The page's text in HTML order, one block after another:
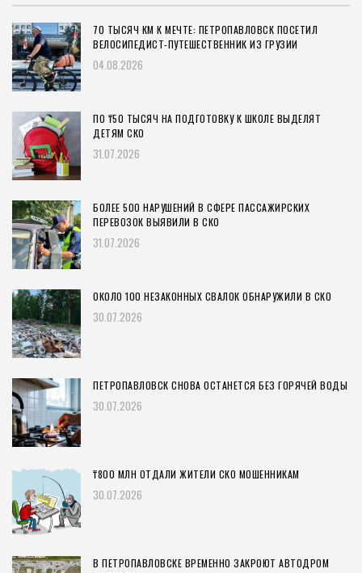
70 ТЫСЯЧ КМ К МЕЧТЕ: ПЕТРОПАВЛОВСК ПОСЕТИЛ
ВЕЛОСИПЕДИСТ-ПУТЕШЕСТВЕННИК ИЗ ГРУЗИИ
04.08.2026
ПО ₸50 ТЫСЯЧ НА ПОДГОТОВКУ К ШКОЛЕ ВЫДЕЛЯТ
ДЕТЯМ СКО
31.07.2026
БОЛЕЕ 500 НАРУШЕНИЙ В СФЕРЕ ПАССАЖИРСКИХ
ПЕРЕВОЗОК ВЫЯВИЛИ В СКО
31.07.2026
ОКОЛО 100 НЕЗАКОННЫХ СВАЛОК ОБНАРУЖИЛИ В СКО
30.07.2026
ПЕТРОПАВЛОВСК СНОВА ОСТАНЕТСЯ БЕЗ ГОРЯЧЕЙ ВОДЫ
30.07.2026
₸800 МЛН ОТДАЛИ ЖИТЕЛИ СКО МОШЕННИКАМ
30.07.2026
В ПЕТРОПАВЛОВСКЕ ВРЕМЕННО ЗАКРОЮТ АВТОДРОМ